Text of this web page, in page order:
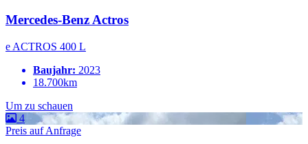
Mercedes-Benz Actros
e ACTROS 400 L
Baujahr: 2023
18.700km
Um zu schauen
4
Preis auf Anfrage